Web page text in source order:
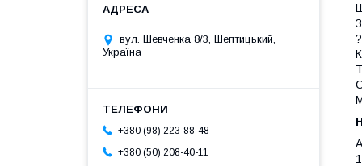
вул. Шевченка 8/3, Шептицький,
Україна
+380 (98) 223-88-48
+380 (50) 208-40-11